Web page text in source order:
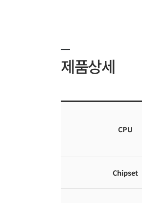
제품상세
CPU
Chipset